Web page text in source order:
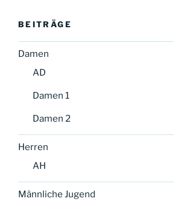
BEITRÄGE
Damen
AD
Damen 1
Damen 2
Herren
AH
Männliche Jugend